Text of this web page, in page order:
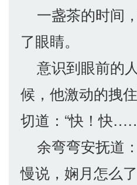
一盏茶的时间
了眼睛。
意识到眼前的
候，他激动的拽
切道：“快！快
余弯弯安抚道
慢说，娴月怎么